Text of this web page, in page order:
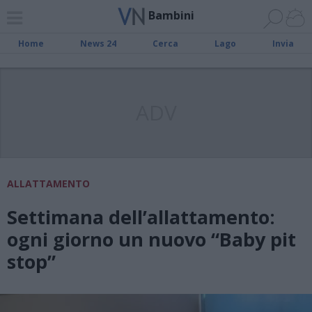
Bambini
Home News 24 Cerca Lago Invia
ALLATTAMENTO
Settimana dell’allattamento:
ogni giorno un nuovo “Baby pit
stop”